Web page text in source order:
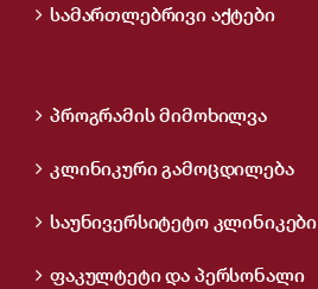
სამართლებრივი აქტები
პროგრამის მიმოხილვა
კლინიკური გამოცდილება
საუნივერსიტეტო კლინიკები
ფაკულტეტი და პერსონალი